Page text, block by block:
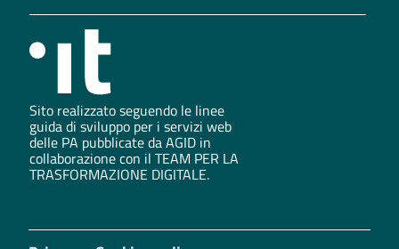
Sito realizzato seguendo le linee
guida di sviluppo per i servizi web
delle PA pubblicate da AGID in
collaborazione con il TEAM PER LA
TRASFORMAZIONE DIGITALE.